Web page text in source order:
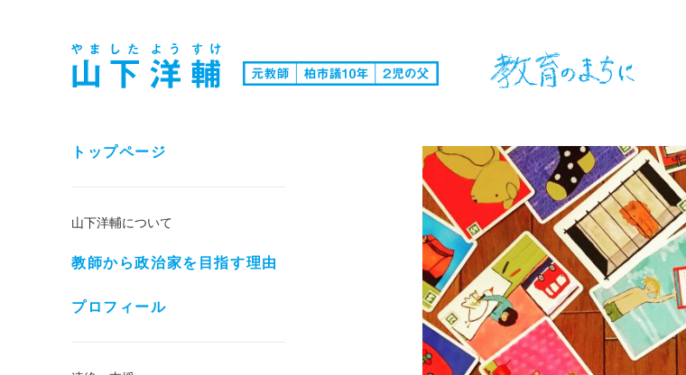
トップページ
山下洋輔について
教師から政治家を目指す理由
プロフィール